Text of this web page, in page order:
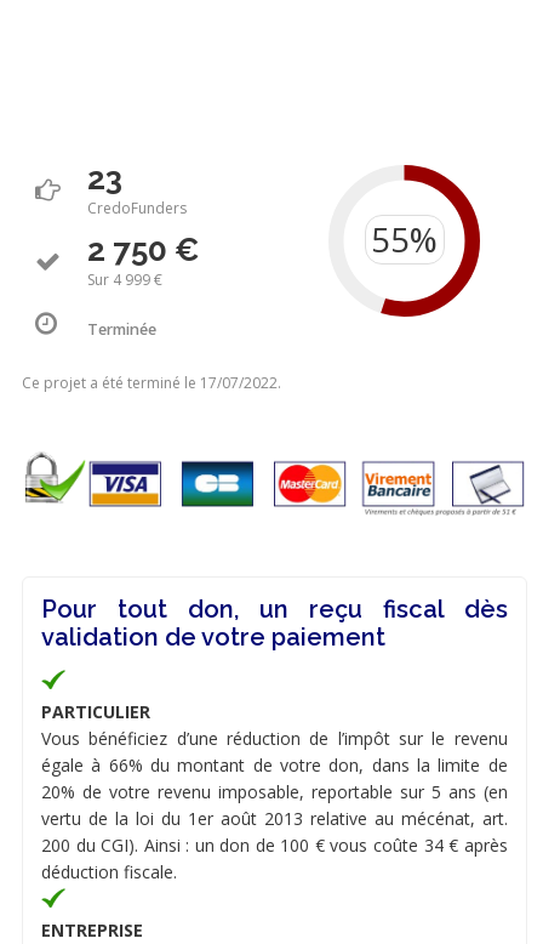
23
CredoFunders
2 750 €
Sur 4 999 €
Terminée
Ce projet a été terminé le 17/07/2022.
Pour tout don, un reçu fiscal dès
validation de votre paiement
PARTICULIER
Vous bénéficiez d’une réduction de l’impôt sur le revenu
égale à 66% du montant de votre don, dans la limite de
20% de votre revenu imposable, reportable sur 5 ans (en
vertu de la loi du 1er août 2013 relative au mécénat, art.
200 du CGI). Ainsi : un don de 100 € vous coûte 34 € après
déduction fiscale.
ENTREPRISE